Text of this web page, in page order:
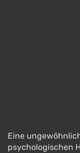
Eine
psychologischen